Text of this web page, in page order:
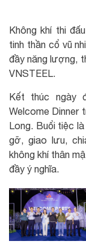
Không khí thi
tinh thần cổ vũ
đầy năng lượng,
VNSTEEL.
Kết thúc ngày
Welcome Dinner
Long. Buổi tiệc
gỡ, giao lưu,
không khí thân
đầy ý nghĩa.